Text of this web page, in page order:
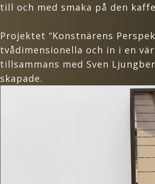
till och med smaka på den
Projektet “Konstnärens
tvådimensionella och in i en
tillsammans med Sven
skapade.